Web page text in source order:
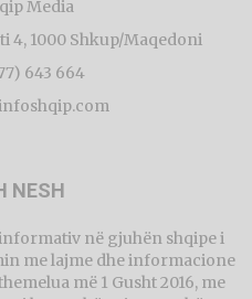
Media
4, 1000 Shkup/Maqedoni
643 664
NESH
në gjuhën shqipe i
me lajme dhe informacione
më 1 Gusht 2016, me